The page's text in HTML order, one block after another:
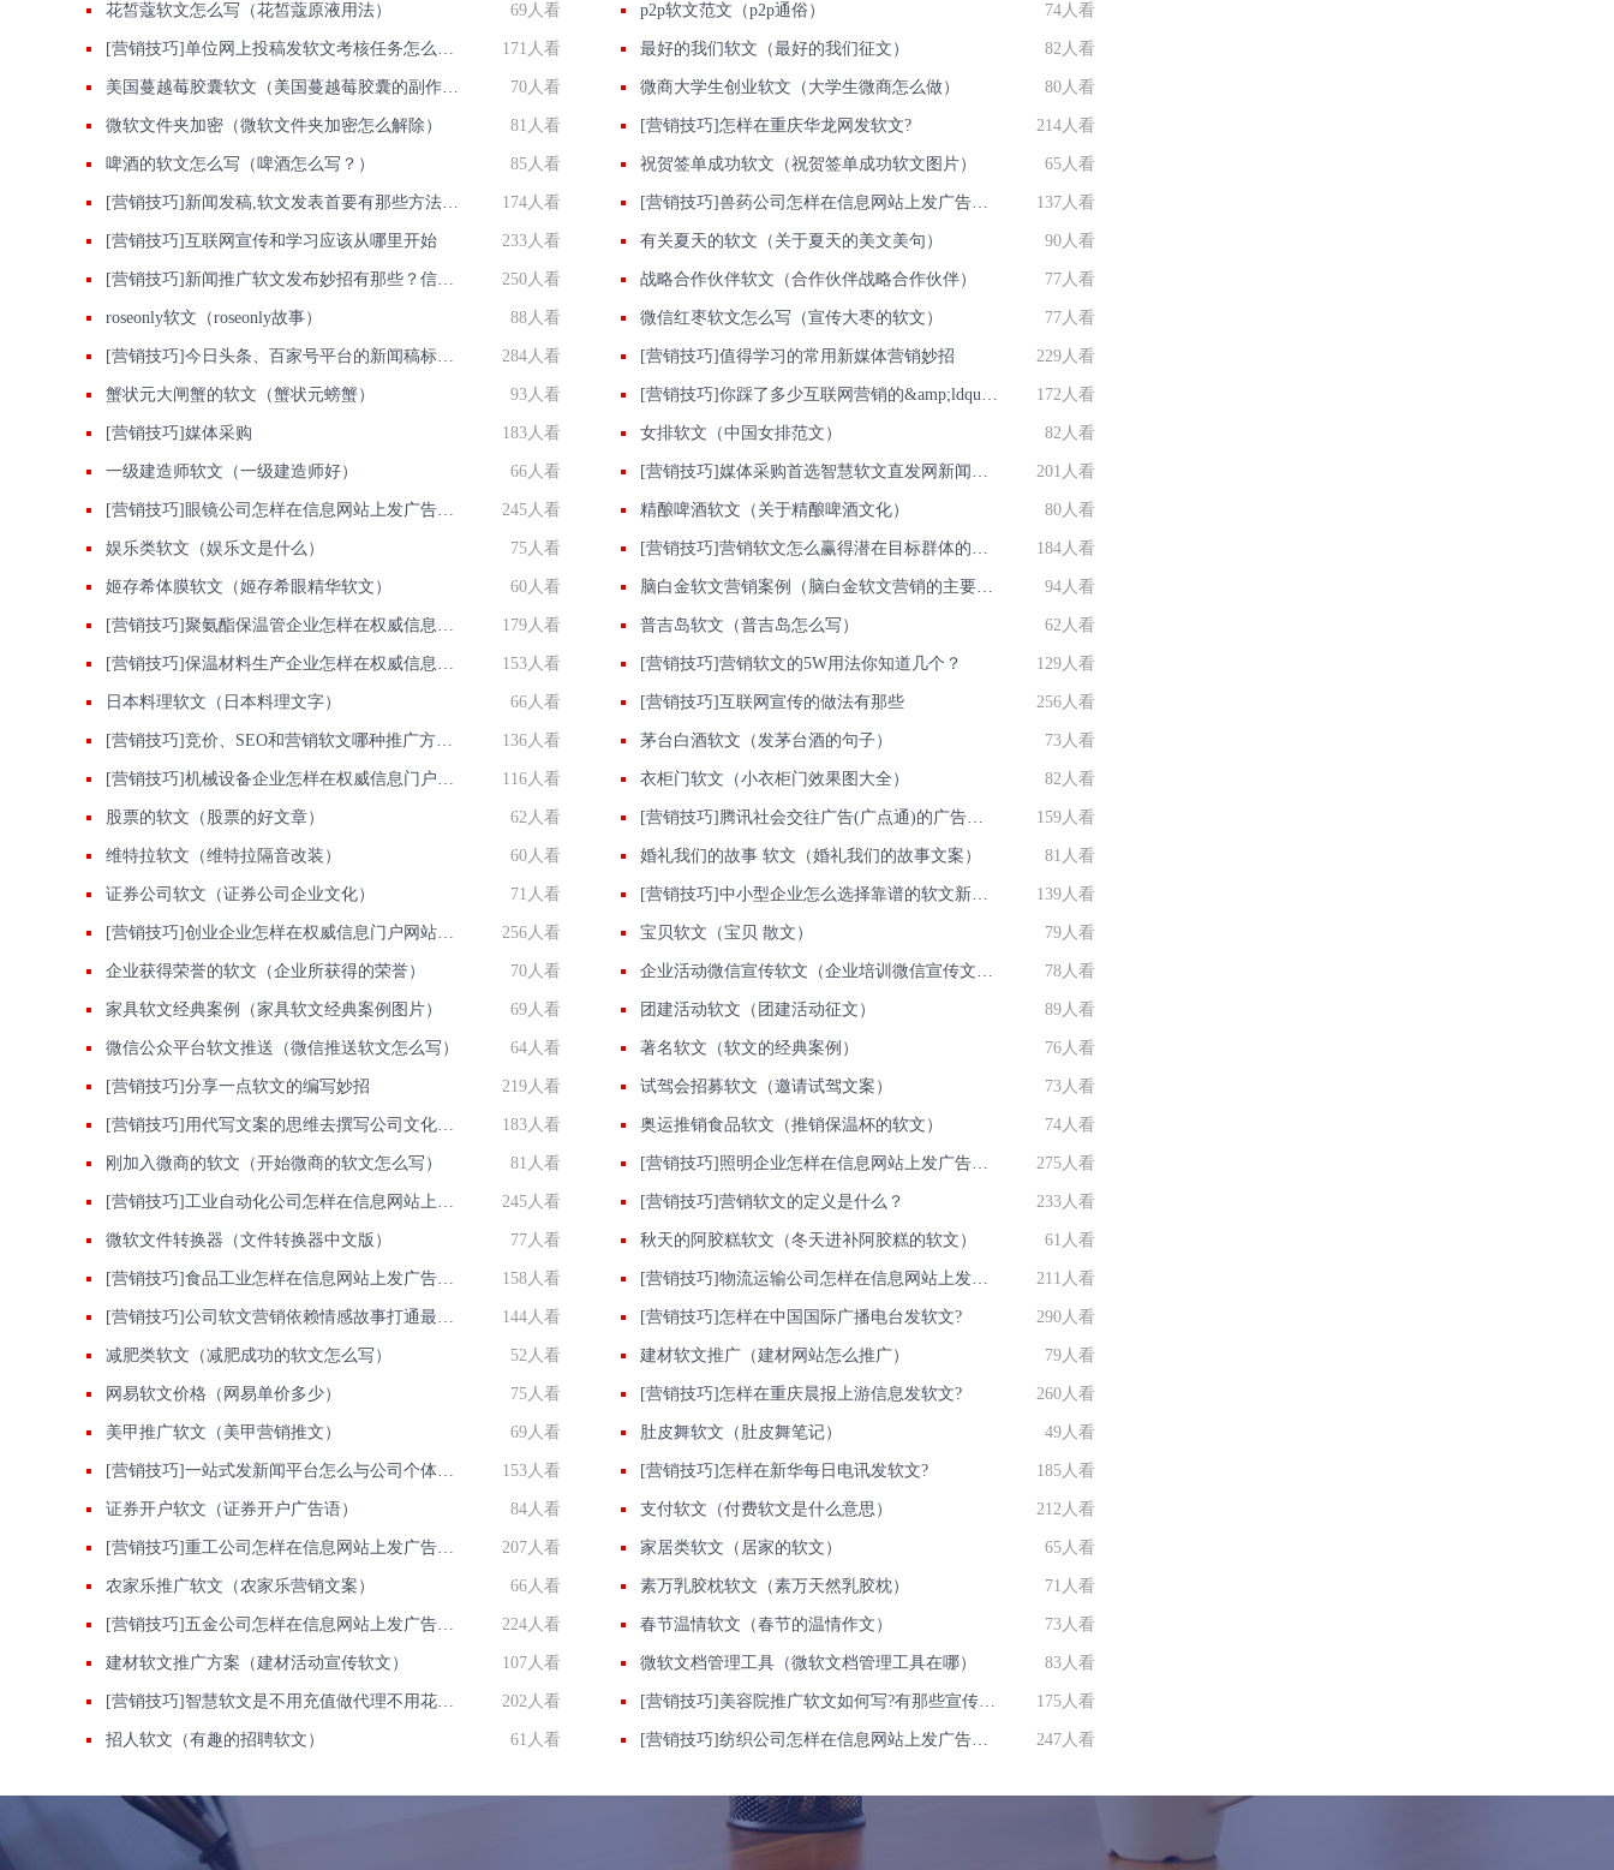
花皙蔻软文怎么写（花皙蔻原液用法） 69人看 p2p软文范文（p2p通俗） 74人看
[营销技巧]单位网上投稿发软文考核任务怎么完成？ 171人看 最好的我们软文（最好的我们征文） 82人看
美国蔓越莓胶囊软文（美国蔓越莓胶囊的副作用） 70人看 微商大学生创业软文（大学生微商怎么做） 80人看
微软文件夹加密（微软文件夹加密怎么解除） 81人看 [营销技巧]怎样在重庆华龙网发软文? 214人看
啤酒的软文怎么写（啤酒怎么写？） 85人看 祝贺签单成功软文（祝贺签单成功软文图片） 65人看
[营销技巧]新闻发稿,软文发表首要有那些方法可以选择? 174人看 [营销技巧]兽药公司怎样在信息网站上发广告做推广提高产品知名度呢 137人看
[营销技巧]互联网宣传和学习应该从哪里开始 233人看 有关夏天的软文（关于夏天的美文美句） 90人看
[营销技巧]新闻推广软文发布妙招有那些？信息热点怎么巧用？ 250人看 战略合作伙伴软文（合作伙伴战略合作伙伴） 77人看
roseonly软文（roseonly故事） 88人看 微信红枣软文怎么写（宣传大枣的软文） 77人看
[营销技巧]今日头条、百家号平台的新闻稿标题关键词该怎么写？ 284人看 [营销技巧]值得学习的常用新媒体营销妙招 229人看
蟹状元大闸蟹的软文（蟹状元螃蟹） 93人看 [营销技巧]你踩了多少互联网营销的&amp;ldquo;雷区&amp;rdquo;。 172人看
[营销技巧]媒体采购 183人看 女排软文（中国女排范文） 82人看
一级建造师软文（一级建造师好） 66人看 [营销技巧]媒体采购首选智慧软文直发网新闻媒体资源提供商批发价发新闻包收录 201人看
[营销技巧]眼镜公司怎样在信息网站上发广告做推广提高产品知名度呢 245人看 精酿啤酒软文（关于精酿啤酒文化） 80人看
娱乐类软文（娱乐文是什么） 75人看 [营销技巧]营销软文怎么赢得潜在目标群体的青睐 184人看
姬存希体膜软文（姬存希眼精华软文） 60人看 脑白金软文营销案例（脑白金软文营销的主要软文） 94人看
[营销技巧]聚氨酯保温管企业怎样在权威信息门户网站发稿? 179人看 普吉岛软文（普吉岛怎么写） 62人看
[营销技巧]保温材料生产企业怎样在权威信息门户网站发稿? 153人看 [营销技巧]营销软文的5W用法你知道几个？ 129人看
日本料理软文（日本料理文字） 66人看 [营销技巧]互联网宣传的做法有那些 256人看
[营销技巧]竞价、SEO和营销软文哪种推广方法最好? 136人看 茅台白酒软文（发茅台酒的句子） 73人看
[营销技巧]机械设备企业怎样在权威信息门户网站发稿? 116人看 衣柜门软文（小衣柜门效果图大全） 82人看
股票的软文（股票的好文章） 62人看 [营销技巧]腾讯社会交往广告(广点通)的广告格式及资源位 159人看
维特拉软文（维特拉隔音改装） 60人看 婚礼我们的故事 软文（婚礼我们的故事文案） 81人看
证券公司软文（证券公司企业文化） 71人看 [营销技巧]中小型企业怎么选择靠谱的软文新闻发布平台? 139人看
[营销技巧]创业企业怎样在权威信息门户网站发稿? 256人看 宝贝软文（宝贝 散文） 79人看
企业获得荣誉的软文（企业所获得的荣誉） 70人看 企业活动微信宣传软文（企业培训微信宣传文案） 78人看
家具软文经典案例（家具软文经典案例图片） 69人看 团建活动软文（团建活动征文） 89人看
微信公众平台软文推送（微信推送软文怎么写） 64人看 著名软文（软文的经典案例） 76人看
[营销技巧]分享一点软文的编写妙招 219人看 试驾会招募软文（邀请试驾文案） 73人看
[营销技巧]用代写文案的思维去撰写公司文化推广稿,效果立即有效 183人看 奥运推销食品软文（推销保温杯的软文） 74人看
刚加入微商的软文（开始微商的软文怎么写） 81人看 [营销技巧]照明企业怎样在信息网站上发广告做推广提高产品知名度呢 275人看
[营销技巧]工业自动化公司怎样在信息网站上发广告做推广提高产品知名度呢 245人看 [营销技巧]营销软文的定义是什么？ 233人看
微软文件转换器（文件转换器中文版） 77人看 秋天的阿胶糕软文（冬天进补阿胶糕的软文） 61人看
[营销技巧]食品工业怎样在信息网站上发广告做推广提高产品知名度呢 158人看 [营销技巧]物流运输公司怎样在信息网站上发广告做推广提高产品知名度呢 211人看
[营销技巧]公司软文营销依赖情感故事打通最后防线 144人看 [营销技巧]怎样在中国国际广播电台发软文? 290人看
减肥类软文（减肥成功的软文怎么写） 52人看 建材软文推广（建材网站怎么推广） 79人看
网易软文价格（网易单价多少） 75人看 [营销技巧]怎样在重庆晨报​上游信息发软文? 260人看
美甲推广软文（美甲营销推文） 69人看 肚皮舞软文（肚皮舞笔记） 49人看
[营销技巧]一站式发新闻平台怎么与公司个体之间树立信任？ 153人看 [营销技巧]怎样在新华每日电讯发软文? 185人看
证券开户软文（证券开户广告语） 84人看 支付软文（付费软文是什么意思） 212人看
[营销技巧]重工公司怎样在信息网站上发广告做推广提高产品知名度呢 207人看 家居类软文（居家的软文） 65人看
农家乐推广软文（农家乐营销文案） 66人看 素万乳胶枕软文（素万天然乳胶枕） 71人看
[营销技巧]五金公司怎样在信息网站上发广告做推广提高产品知名度呢 224人看 春节温情软文（春节的温情作文） 73人看
建材软文推广方案（建材活动宣传软文） 107人看 微软文档管理工具（微软文档管理工具在哪） 83人看
[营销技巧]智慧软文是不用充值做代理不用花钱买会员的媒体发稿平台 202人看 [营销技巧]美容院推广软文如何写?有那些宣传小心得 175人看
招人软文（有趣的招聘软文） 61人看 [营销技巧]纺织公司怎样在信息网站上发广告做推广提高产品知名度呢 247人看